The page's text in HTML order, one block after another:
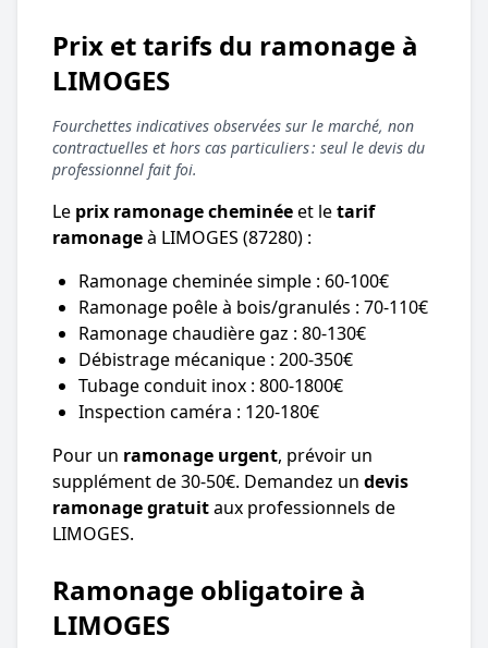
Prix et tarifs du ramonage à
LIMOGES
Fourchettes indicatives observées sur le marché, non
contractuelles et hors cas particuliers : seul le devis du
professionnel fait foi.
Le prix ramonage cheminéeet letarif
ramonageà LIMOGES (87280) :
Ramonage cheminée simple : 60-100€
Ramonage poêle à bois/granulés : 70-110€
Ramonage chaudière gaz : 80-130€
Débistrage mécanique : 200-350€
Tubage conduit inox : 800-1800€
Inspection caméra : 120-180€
Pour un ramonage urgent, prévoir un
supplément de 30-50€. Demandez un devis
ramonage gratuitaux professionnels de
LIMOGES.
Ramonage obligatoire à
LIMOGES